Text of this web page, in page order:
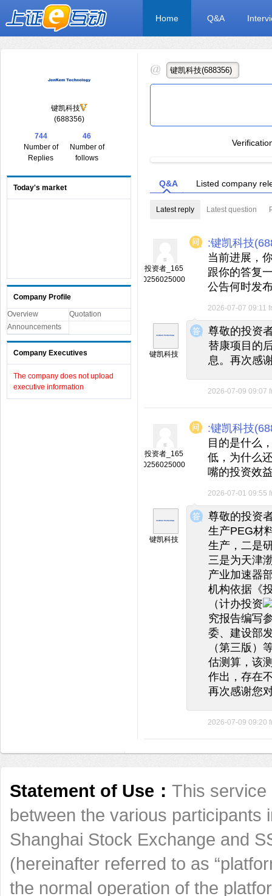
Home Q&A
键凯科技
(688356)
744
Number of
Replies
46
Number of
follows
Today's market
Company Profile
Overview
Quotation
Announcements
Company Executives
The company does not upload
executive information
Q&A Listed company
Latest reply Latest question
投资者_165
0256025000
:键凯科技
当前进展，
跟你的答复
公告何时发
2026-07-07 09:11
◆
◆
键凯科技
尊敬的投资
替康项目的
息。再次感
2026-07-09 09:07
投资者_165
0256025000
:键凯科技
目的是什么
低，为什么
嘴的投资效
2026-07-01 09:55
◆
◆
键凯科技
尊敬的投资
生产PEG材
生产，二是
三是为天津
产业加速器
机构依据《
（计办投资
究报告编写
委、建设部
（第三版）
估测算，该
作出，存在
再次感谢您
2026-07-09 09:20
Statement of Use： This service
between the various participants
Shanghai Stock Exchange and
(hereinafter referred to as
the normal operation of the